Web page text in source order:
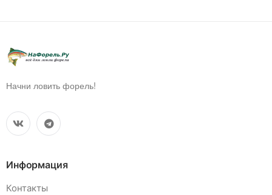
Начни ловить форель!
Информация
Контакты